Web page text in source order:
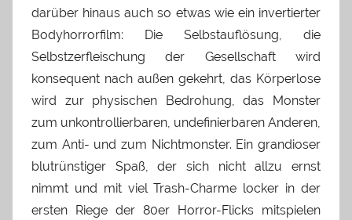
darüber hinaus auch so etwas wie ein invertierter
Bodyhorrorfilm: Die Selbstauflösung, die
Selbstzerfleischung der Gesellschaft wird
konsequent nach außen gekehrt, das Körperlose
wird zur physischen Bedrohung, das Monster
zum unkontrollierbaren, undefinierbaren Anderen,
zum Anti- und zum Nichtmonster. Ein grandioser
blutrünstiger Spaß, der sich nicht allzu ernst
nimmt und mit viel Trash-Charme locker in der
ersten Riege der 80er Horror-Flicks mitspielen